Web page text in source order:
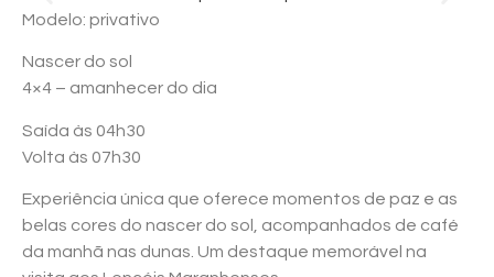
Modelo: privativo
Nascer do sol
4×4 – amanhecer do dia
Saída às 04h30
Volta às 07h30
Experiência única que oferece momentos de paz e as
belas cores do nascer do sol, acompanhados de café
da manhã nas dunas. Um destaque memorável na